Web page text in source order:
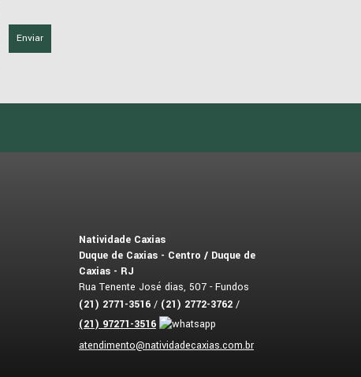
Enviar
Natividade Caxias
Duque de Caxias - Centro / Duque de
Caxias - RJ
Rua Tenente José dias, 507 - Fundos
(21) 2771-3516 / (21) 2772-3762 /
(21) 97271-3516
atendimento@natividadecaxias.com.br